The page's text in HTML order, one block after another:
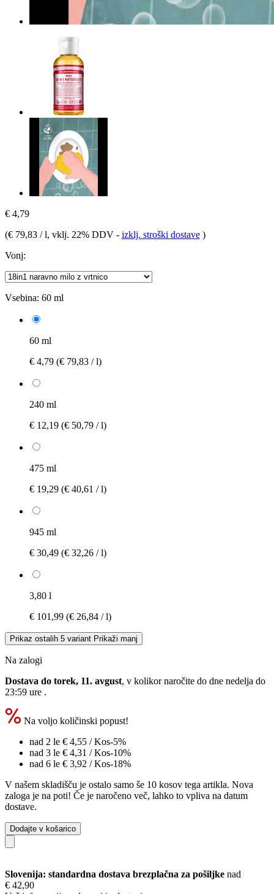
€ 4,79
(€ 79,83 / l, vklj. 22% DDV - izklj. stroški dostave )
Vonj:
Vsebina: 60 ml
60 ml
€ 4,79 (€ 79,83 / l)
240 ml
€ 12,19 (€ 50,79 / l)
475 ml
€ 19,29 (€ 40,61 / l)
945 ml
€ 30,49 (€ 32,26 / l)
3,80 l
€ 101,99 (€ 26,84 / l)
Prikaz ostalih 5 variant Prikaži manj
Na zalogi
Dostava do torek, 11. avgust, v kolikor naročite do dne nedelja do
23:59 ure .
Na voljo količinski popust!
nad 2 le € 4,55 / Kos-5%
nad 3 le € 4,31 / Kos-10%
nad 6 le € 3,92 / Kos-18%
V našem skladišču je ostalo samo še 10 kosov tega artikla. Nova
zaloga je na poti! Če je naročeno več, lahko to vpliva na datum
dostave.
Dodajte v košarico
Slovenija: standardna dostava brezplačna za pošiljke nad
€ 42,90